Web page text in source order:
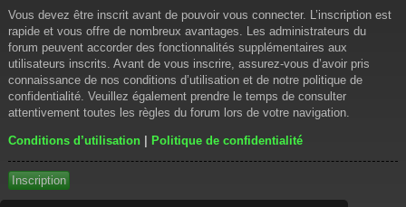
Vous devez être inscrit avant de pouvoir vous connecter. L’inscription est
rapide et vous offre de nombreux avantages. Les administrateurs du
forum peuvent accorder des fonctionnalités supplémentaires aux
utilisateurs inscrits. Avant de vous inscrire, assurez-vous d’avoir pris
connaissance de nos conditions d’utilisation et de notre politique de
confidentialité. Veuillez également prendre le temps de consulter
attentivement toutes les règles du forum lors de votre navigation.
Conditions d’utilisation | Politique de confidentialité
Inscription